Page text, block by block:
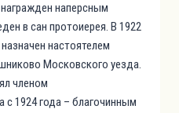
наперсным
в сан протоиерея. В 1922
настоятелем
Московского уезда.
членом
с 1924 года – благочинным